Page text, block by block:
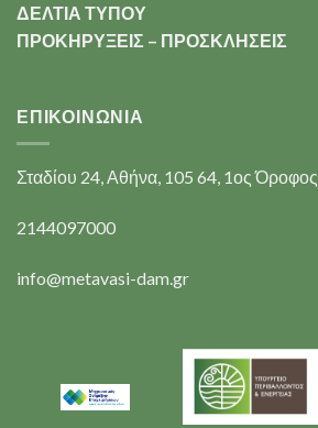
ΔΕΛΤΙΑ ΤΥΠΟΥ
ΠΡΟΚΗΡΥΞΕΙΣ – ΠΡΟΣΚΛΗΣΕΙΣ
ΕΠΙΚΟΙΝΩΝΊΑ
Σταδίου 24, Αθήνα, 105 64, 1ος Όροφος
2144097000
info@metavasi-dam.gr